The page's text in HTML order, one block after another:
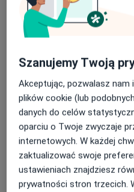
indywidualną ocenę
podróżą,
szczepień
dobór profilaktyki
zalecenia dotyczące
wody,
przygotowanie
konsultacje po
wystąpienia
W 2025 roku uzyskałem
zakresie zdrowia
Health – CTH),
Szanujemy Twoją
Akceptując, pozwalasz
plików cookie (lub
danych do celów
oparciu o Twoje zwyczaje
internetowych. W każdej
zaktualizować swoje
ustawieniach znajdziesz
prywatności stron trzecich.